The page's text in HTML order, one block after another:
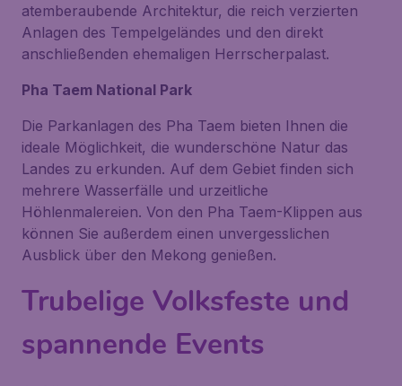
atemberaubende Architektur, die reich verzierten
Anlagen des Tempelgeländes und den direkt
anschließenden ehemaligen Herrscherpalast.
Pha Taem National Park
Die Parkanlagen des Pha Taem bieten Ihnen die
ideale Möglichkeit, die wunderschöne Natur das
Landes zu erkunden. Auf dem Gebiet finden sich
mehrere Wasserfälle und urzeitliche
Höhlenmalereien. Von den Pha Taem-Klippen aus
können Sie außerdem einen unvergesslichen
Ausblick über den Mekong genießen.
Trubelige Volksfeste und
spannende Events